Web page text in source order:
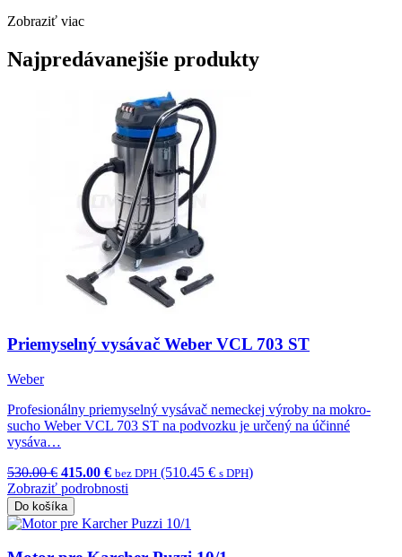
Zobraziť viac
Najpredávanejšie produkty
Priemyselný vysávač Weber VCL 703 ST
Weber
Profesionálny priemyselný vysávač nemeckej výroby na mokro-
sucho Weber VCL 703 ST na podvozku je určený na účinné
vysáva…
530.00 € 415.00 € bez DPH (510.45 € s DPH)
Zobraziť podrobnosti
Do košíka